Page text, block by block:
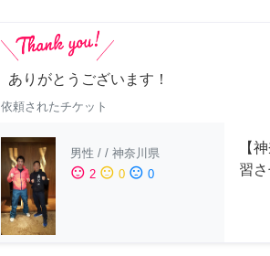
ありがとうございます！
依頼されたチケット
男性 / / 神奈川県
sentiment_satisfied 2 sentiment_neutral 0 sentiment_dissatisfied 0
【
習